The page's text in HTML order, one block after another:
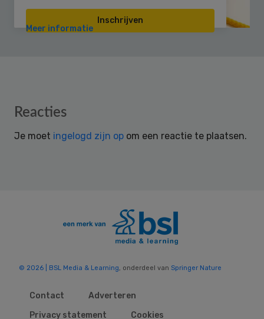
Inschrijven
Meer informatie
Reader
Reacties
Je moet ingelogd zijn op om een reactie te plaatsen.
© 2026 | BSL Media & Learning, onderdeel van Springer Nature
Contact
Adverteren
Privacy statement
Cookies